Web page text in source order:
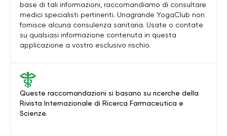
Queste raccomandazioni si basano su ricerche della
Rivista Internazionale di Ricerca Farmaceutica e
Scienze.
base di tali informazioni, raccomandiamo di consultare
medici specialisti pertinenti. Unagrande YogaClub non
fornisce alcuna consulenza sanitaria. Usate o contate
su qualsiasi informazione contenuta in questa
applicazione a vostro esclusivo rischio.